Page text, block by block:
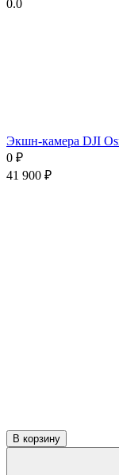
0.0
Экшн-камера DJI
0 ₽
41 900 ₽
В корзину